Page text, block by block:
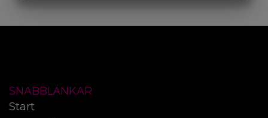
SNABBLÄNKAR
Start